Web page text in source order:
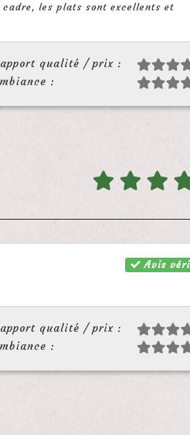
les plats sont excellents et
qualité / prix :
:
Avis
qualité / prix :
: